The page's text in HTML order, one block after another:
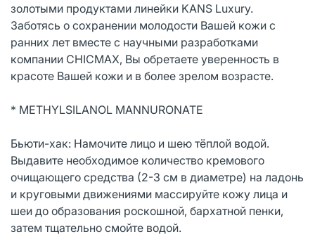
золотыми продуктами линейки KANS Luxury.
Заботясь о сохранении молодости Вашей кожи с
ранних лет вместе с научными разработками
компании CHICMAX, Вы обретаете уверенность в
красоте Вашей кожи и в более зрелом возрасте.
* METHYLSILANOL MANNURONATЕ
Бьюти-хак: Намочите лицо и шею тёплой водой.
Выдавите необходимое количество кремового
очищающего средства (2-3 см в диаметре) на ладонь
и круговыми движениями массируйте кожу лица и
шеи до образования роскошной, бархатной пенки,
затем тщательно смойте водой.